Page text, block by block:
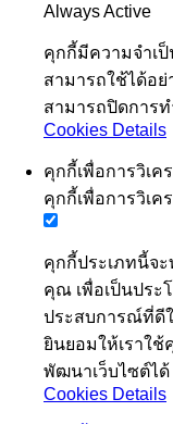
Always Active
คุกกี้มีความจำเ
สามารถใช้ได้อ
สามารถปิดการท
Cookies Details
คุกกี้เพื่อการวิเค
คุกกี้เพื่อการวิเค
คุกกี้ประเภทนี้จะ
คุณ เพื่อเป็นประ
ประสบการณ์ที่ดี
ยินยอมให้เราใช้
พัฒนาเว็บไซต์ได้
Cookies Details